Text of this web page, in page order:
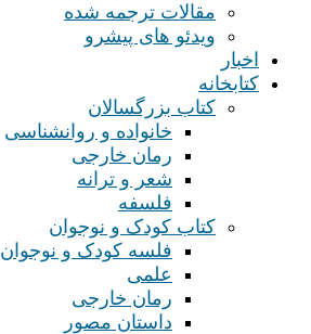
مقالات ترجمه شده
ویدئو های پیشرو
اخبار
کتابخانه
کتاب بزرگسالان
خانواده و روانشناسی
رمان خارجی
شعر و ترانه
فلسفه
کتاب کودک و نوجوان
فلسه کودک و نوجوان
علمی
رمان خارجی
داستان مصور